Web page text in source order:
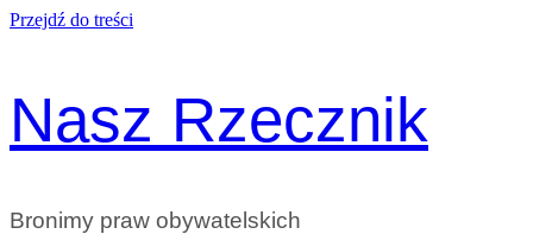
Przejdź do treści
Nasz Rzecznik
Bronimy praw obywatelskich